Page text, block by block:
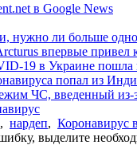
в Google News
нужно ли больше
впервые привел
19 в Украине пошла
попал из
ЧС, введенный из-
, нардеп, Коронавирус
выделите